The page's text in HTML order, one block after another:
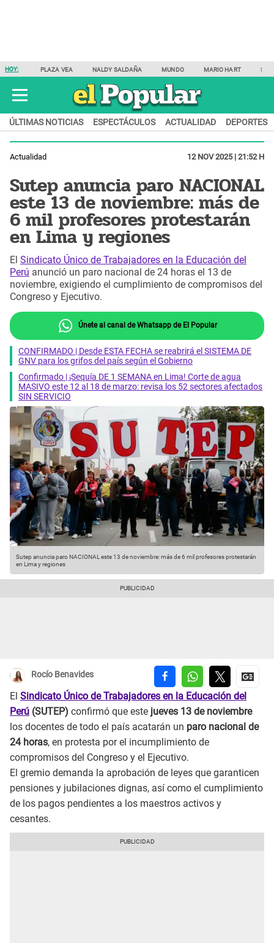
HOY: PLAZA VEA NALDY SALDAÑA MUNDO MARIO HART
ÚLTIMAS NOTICIAS ESPECTÁCULOS ACTUALIDAD DEPORTES
Actualidad 12 NOV 2025 | 21:52 H
Sutep anuncia paro NACIONAL
este 13 de noviembre: más de
6 mil profesores protestarán
en Lima y regiones
El Sindicato Único de Trabajadores en la Educación del
Perú anunció un paro nacional de 24 horas el 13 de
noviembre, exigiendo el cumplimiento de compromisos del
Congreso y Ejecutivo.
Únete al canal de Whatsapp de El Popular
CONFIRMADO | Desde ESTA FECHA se reabrirá el SISTEMA DE
GNV para los grifos del país según el Gobierno
Confirmado | ¡Sequía DE 1 SEMANA en Lima! Corte de agua
MASIVO este 12 al 18 de marzo: revisa los 52 sectores afectados
SIN SERVICIO
Sutep anuncia paro NACIONAL este 13 de noviembre: más de 6 mil profesores protestarán
en Lima y regiones
Rocío Benavides
El Sindicato Único de Trabajadores en la Educación del
Perú (SUTEP) confirmó que este jueves 13 de noviembre
los docentes de todo el país acatarán un paro nacional de
24 horas, en protesta por el incumplimiento de
compromisos del Congreso y el Ejecutivo.
El gremio demanda la aprobación de leyes que garanticen
pensiones y jubilaciones dignas, así como el cumplimiento
de los pagos pendientes a los maestros activos y
cesantes.